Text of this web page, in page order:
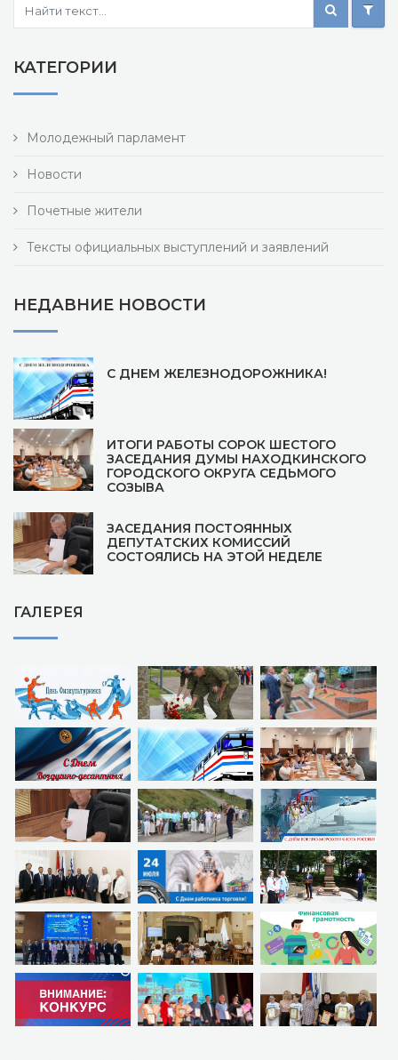
КАТЕГОРИИ
Молодежный парламент
Новости
Почетные жители
Тексты официальных выступлений и заявлений
НЕДАВНИЕ НОВОСТИ
С ДНЕМ ЖЕЛЕЗНОДОРОЖНИКА!
ИТОГИ РАБОТЫ СОРОК ШЕСТОГО
ЗАСЕДАНИЯ ДУМЫ НАХОДКИНСКОГО
ГОРОДСКОГО ОКРУГА СЕДЬМОГО
СОЗЫВА
ЗАСЕДАНИЯ ПОСТОЯННЫХ
ДЕПУТАТСКИХ КОМИССИЙ
СОСТОЯЛИСЬ НА ЭТОЙ НЕДЕЛЕ
ГАЛЕРЕЯ